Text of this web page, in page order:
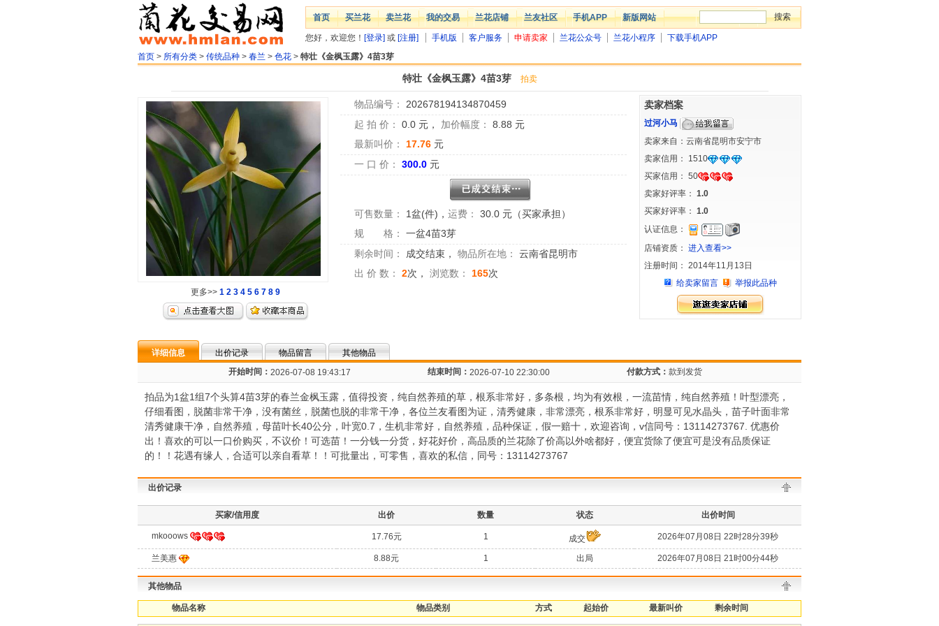
首页 买兰花 卖兰花 我的交易 兰花店铺 兰友社区 手机APP 新版网站
您好，欢迎您！ [登录] 或 [注册] 手机版 客户服务 申请卖家 兰花公众号 兰花小程序
下载手机APP
首页 > 所有分类 > 传统品种 > 春兰 > 色花 > 特壮《金枫玉露》4苗3芽
特壮《金枫玉露》4苗3芽 拍卖
更多>> 1 2 3 4 5 6 7 8 9
物品编号：
202678194134870459
起 拍 价：
0.0 元， 加价幅度： 8.88 元
最新叫价：
17.76 元
一 口 价：
300.0 元
可售数量： 1盆(件) ， 运费：
30.0 元（买家承担）
规 格：
一盆4苗3芽
剩余时间：
成交结束 ， 物品所在地：
云南省昆明市
出 价 数：
2次， 浏览数： 165次
卖家档案
过河小马
卖家来自：云南省昆明市安宁市
卖家信用： 1510
买家信用： 50
卖家好评率： 1.0
买家好评率： 1.0
认证信息：
店铺资质： 进入查看>>
注册时间： 2014年11月13日
给卖家留言
举报此品种
详细信息 出价记录 物品留言
其他物品
开始时间： 2026-07-08 19:43:17 结束时间： 2026-07-10 22:30:00 付款方式： 款到发货
拍品为1盆1组7个头算4苗3芽的春兰金枫玉露，值得投资，纯自然养殖的草，根系非常好，多条根，均为有效根，一流苗情，纯自然养殖！叶型漂亮，
仔细看图，脱菌非常干净，没有菌丝，脱菌也脱的非常干净，各位兰友看图为证，清秀健康，非常漂亮，根系非常好，明显可见水晶头，苗子叶面非常
清秀健康干净，自然养殖，母苗叶长40公分，叶宽0.7，生机非常好，自然养殖，品种保证，假一赔十，欢迎咨询，v信同号：13114273767. 优惠价
出！喜欢的可以一口价购买，不议价！可选苗！一分钱一分货，好花好价，高品质的兰花除了价高以外啥都好，便宜货除了便宜可是没有品质保证
的！！花遇有缘人，合适可以亲自看草！！可批量出，可零售，喜欢的私信，同号：13114273767
出价记录
买家/信用度 出价 数量 状态 出价时间
mkooows 17.76元 1 成交 2026年07月08日 22时28分39秒
兰美惠 8.88元 1 出局 2026年07月08日 21时00分44秒
其他物品
物品名称 物品类别 方式 起始价 最新叫价 剩余时间